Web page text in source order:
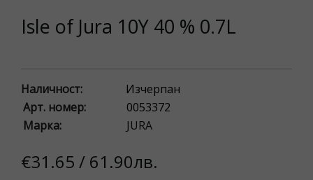
Isle of Jura 10Y 40 % 0.7L
Наличност:
Изчерпан
Арт. номер:
0053372
Марка:
JURA
€31.65 / 61.90лв.